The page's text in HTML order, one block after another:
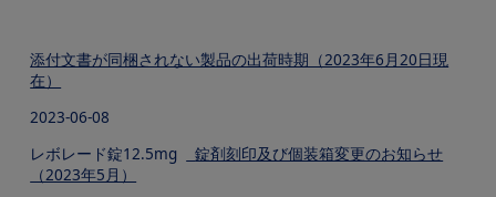
添付文書が同梱されない製品の出荷時期（2023年6月20日現
在）
2023-06-08
レボレード錠12.5mg
錠剤刻印及び個装箱変更のお知らせ
（2023年5月）